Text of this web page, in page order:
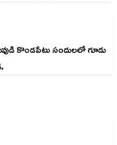
కొండపేటు సందులలో గూడు